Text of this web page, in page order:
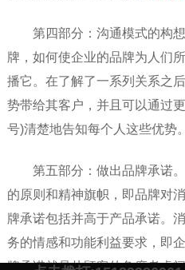
第四部分：沟通模式的构
牌，如何使企业的品牌为人们
播它。在了解了一系列关系之
势带给其客户，并且可以通过
号)清楚地告知每个人这些优势。
第五部分：做出品牌承诺
的原则和精神旗帜，即品牌对
牌承诺包括并高于产品承诺。
务的情感和功能利益要求，即
牌承诺就是从顾客的角度考虑